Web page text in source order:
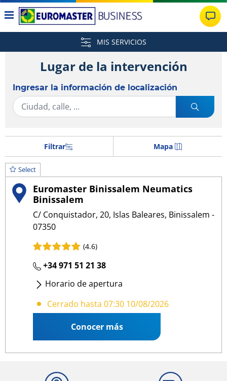
MIS SERVICIOS
Lugar de la intervención
Ingresar la información de localización
Filtrar Mapa
Select
Euromaster Binissalem Neumatics
Binissalem
C/ Conquistador, 20, Islas Baleares, Binissalem -
07350
(4.6)
+34 971 51 21 38
Horario de apertura
Lunes- Viernes: 07:30 16:00
Cerrado hasta 07:30 10/08/2026
Conocer más